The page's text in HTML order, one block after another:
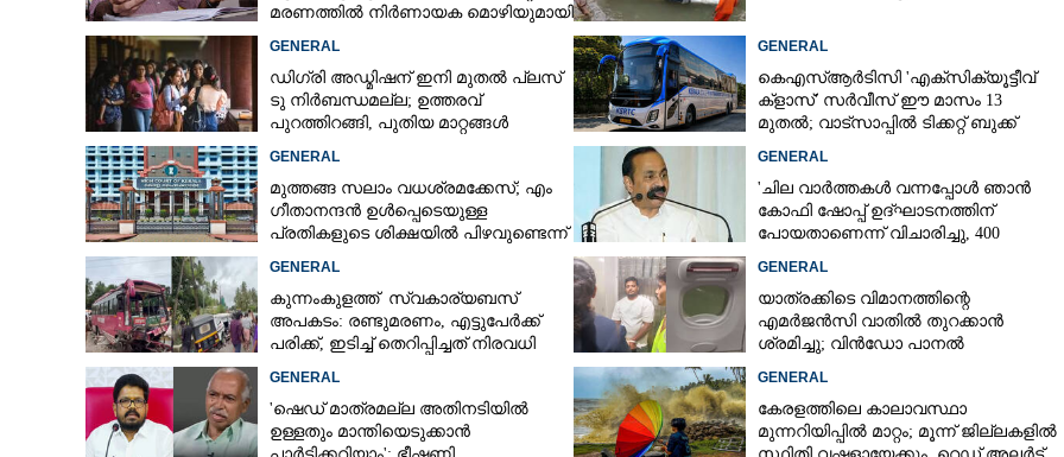
മരണത്തിൽ നിർണായക മൊഴിയുമായി
GENERAL
ഡിഗ്രി അഡ്മിഷന് ഇനി മുതൽ പ്ലസ്
ടു നിർബന്ധമല്ല; ഉത്തരവ്
പുറത്തിറങ്ങി, പുതിയ മാറ്റങ്ങൾ
GENERAL
കെഎസ്‌ആർടിസി 'എക്‌സിക്യൂട്ടീവ്
ക്ളാസ്' സർവീസ് ഈ മാസം 13
മുതൽ; വാട്‌സാപ്പിൽ ടിക്കറ്റ് ബുക്ക്
GENERAL
മുത്തങ്ങ സലാം വധശ്രമക്കേസ്; എം
ഗീതാനന്ദൻ ഉൾപ്പെടെയുള്ള
പ്രതികളുടെ ശിക്ഷയിൽ പിഴവുണ്ടെന്ന്
GENERAL
'ചില വാർത്തകൾ വന്നപ്പോൾ ഞാൻ
കോഫി ഷോപ്പ് ഉദ്ഘാടനത്തിന്
പോയതാണെന്ന് വിചാരിച്ചു, 400
GENERAL
കുന്നംകുളത്ത് സ്വകാര്യബസ്
അപകടം: രണ്ടുമരണം, എട്ടുപേർക്ക്
പരിക്ക്, ഇടിച്ച് തെറിപ്പിച്ചത് നിരവധി
GENERAL
യാത്രക്കിടെ വിമാനത്തിന്റെ
എമർജൻസി വാതിൽ തുറക്കാൻ
ശ്രമിച്ചു; വിൻഡോ പാനൽ
GENERAL
'ഷെഡ് മാത്രമല്ല അതിനടിയിൽ
ഉള്ളതും മാന്തിയെടുക്കാൻ
GENERAL
കേരളത്തിലെ കാലാവസ്ഥാ
മുന്നറിയിപ്പിൽ മാറ്റം; മൂന്ന് ജില്ലകളിൽ